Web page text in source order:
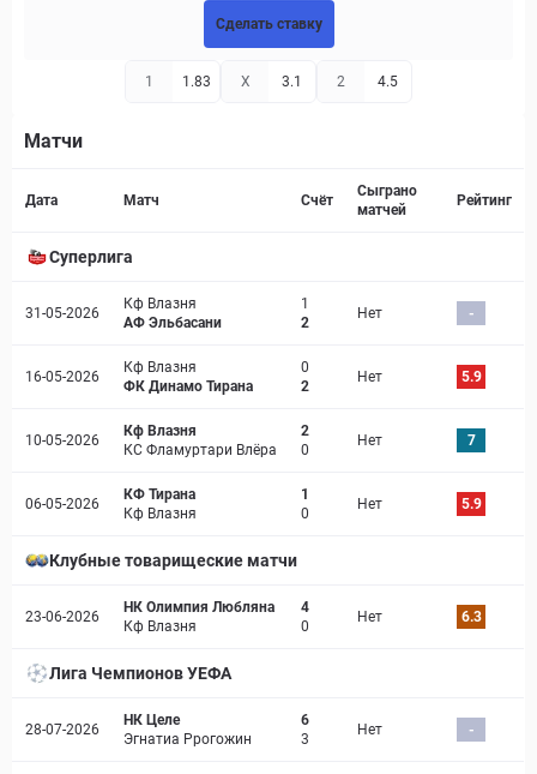
Сделать ставку
1 1.83 X 3.1 2 4.5
Матчи
Дата Матч Счёт
Сыграно
матчей
Рейтинг
Суперлига
31-05-2026
Кф Влазня
АФ Эльбасани
1
2
Нет -
16-05-2026
Кф Влазня
ФК Динамо Тирана
0
2
Нет 5.9
10-05-2026
Кф Влазня
КС Фламуртари Влёра
2
0
Нет 7
06-05-2026
КФ Тирана
Кф Влазня
1
0
Нет 5.9
Клубные товарищеские матчи
23-06-2026
НК Олимпия Любляна
Кф Влазня
4
0
Нет 6.3
Лига Чемпионов УЕФА
28-07-2026
НК Целе
Эгнатиа Ррогожин
6
3
Нет -